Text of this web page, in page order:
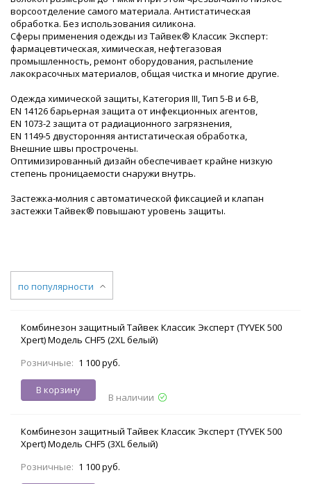
ворсоотделение самого материала. Антистатическая
обработка. Без использования силикона.
Сферы применения одежды из Тайвек® Классик Эксперт:
фармацевтическая, химическая, нефтегазовая
промышленность, ремонт оборудования, распыление
лакокрасочных материалов, общая чистка и многие другие.
Одежда химической защиты, Категория III, Тип 5-B и 6-B,
EN 14126 барьерная защита от инфекционных агентов,
EN 1073-2 защита от радиационного загрязнения,
EN 1149-5 двусторонняя антистатическая обработка,
Внешние швы прострочены.
Оптимизированный дизайн обеспечивает крайне низкую
степень проницаемости снаружи внутрь.
Застежка-молния с автоматической фиксацией и клапан
застежки Тайвек® повышают уровень защиты.
по популярности
Комбинезон защитный Тайвек Классик Эксперт (TYVEK 500
Xpert) Модель CHF5 (2XL белый)
Розничные: 1 100 руб.
В корзину
В наличии
Комбинезон защитный Тайвек Классик Эксперт (TYVEK 500
Xpert) Модель CHF5 (3XL белый)
Розничные: 1 100 руб.